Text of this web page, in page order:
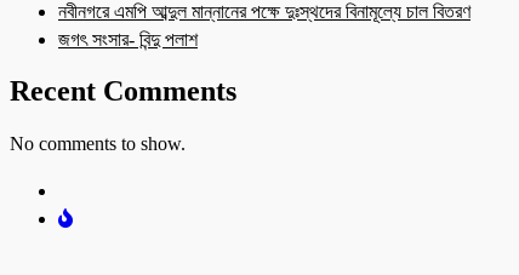
নবীনগরে এমপি আব্দুল মান্নানের পক্ষে দুঃস্থদের বিনামূল্যে চাল বিতরণ
জগৎ সংসার- বিন্দু পলাশ
Recent Comments
No comments to show.